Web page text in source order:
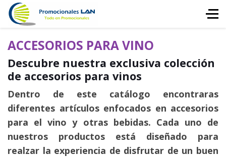
ACCESORIOS PARA VINO
Descubre nuestra exclusiva colección
de accesorios para vinos
Dentro de este catálogo encontraras
diferentes artículos enfocados en accesorios
para el vino y otras bebidas. Cada uno de
nuestros productos está diseñado para
realzar la experiencia de disfrutar de un buen